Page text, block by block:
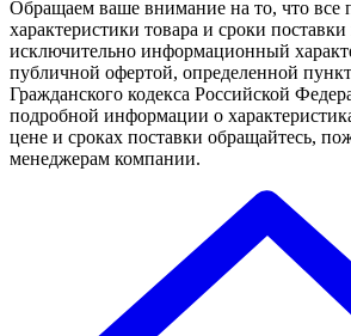
Обращаем ваше внимание на то, что
характеристики товара и сроки поставки
исключительно информационный
публичной офертой, определенной
Гражданского кодекса Российской
подробной информации о
цене и сроках поставки обращайтесь,
менеджерам компании.